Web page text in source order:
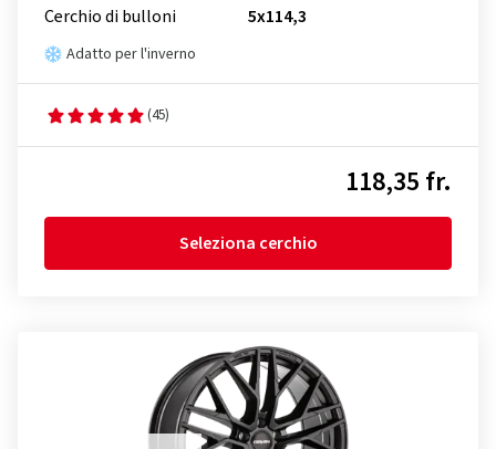
Cerchio di bulloni
5x114,3
Adatto per l'inverno
(45)
118,35 fr.
Seleziona cerchio